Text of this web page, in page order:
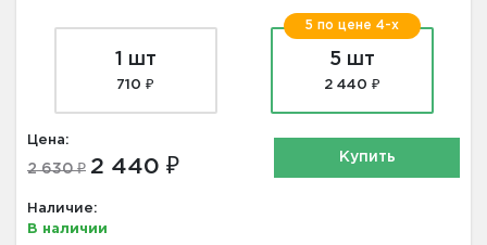
1 шт
710 ₽
5 по цене 4-х
5 шт
2 440 ₽
Цена:
2 630 ₽ 2 440 ₽
Наличие:
В наличии
Купить